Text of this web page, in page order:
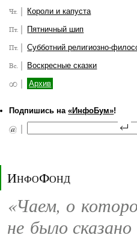
Короли и капуста
Пятничный шип
Субботний религиозно-
Воскресные сказки
Архив
Подпишись на«ИнфоБум»!
ИнфоФонд
«Чаем, о
не было сказано